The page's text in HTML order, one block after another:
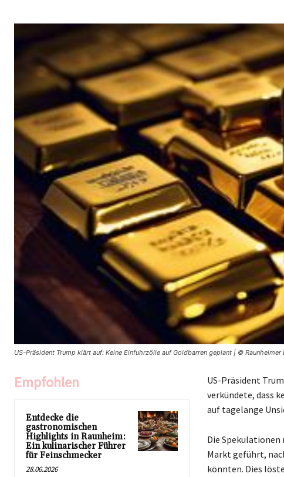
US-Präsident Trump klärt auf: Keine Einfuhrzölle auf Goldbarren geplant | © Raunheimer
Empfohlen
Entdecke die
gastronomischen
Highlights in Raunheim:
Ein kulinarischer Führer
für Feinschmecker
28.06.2026
US-Präsident
verkündete, dass
auf tagelange
Die
Markt geführt,
könnten. Dies